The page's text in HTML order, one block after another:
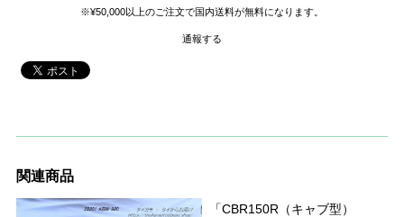
※¥50,000以上のご注文で国内送料が無料になります。
通報する
関連商品
「CBR150R（キャブ型）